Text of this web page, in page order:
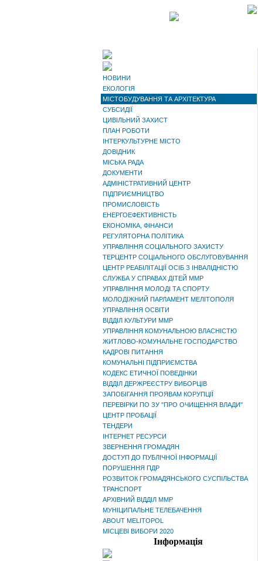
НОВИНИ
ЕКОЛОГІЯ
МІСТОБУДУВАННЯ ТА АРХІТЕКТУРА
СУБСИДІЇ
ЦИВІЛЬНИЙ ЗАХИСТ
ПЛАН РОБОТИ
ІНТЕРКУЛЬТУРНЕ МІСТО
ДОВІДНИК
МІСЬКА РАДА
ДОКУМЕНТИ
АДМІНІСТРАТИВНИЙ ЦЕНТР
ПІДПРИЄМНИЦТВО
ПРОМИСЛОВІСТЬ
ЕНЕРГОЕФЕКТИВНІСТЬ
ЕКОНОМІКА, ФІНАНСИ
РЕГУЛЯТОРНА ПОЛІТИКА
УПРАВЛІННЯ СОЦІАЛЬНОГО ЗАХИСТУ
ТЕРЦЕНТР СОЦІАЛЬНОГО ОБСЛУГОВУВАННЯ
ЦЕНТР РЕАБІЛІТАЦІЇ ОСІБ З ІНВАЛІДНІСТЮ
СЛУЖБА У СПРАВАХ ДІТЕЙ ММР
УПРАВЛІННЯ МОЛОДІ ТА СПОРТУ
МОЛОДІЖНИЙ ПАРЛАМЕНТ МЕЛІТОПОЛЯ
УПРАВЛІННЯ ОСВІТИ
ВІДДІЛ КУЛЬТУРИ ММР
УПРАВЛІННЯ КОМУНАЛЬНОЮ ВЛАСНІСТЮ
ЖИТЛОВО-КОМУНАЛЬНЕ ГОСПОДАРСТВО
КАДРОВІ ПИТАННЯ
КОМУНАЛЬНІ ПІДПРИЄМСТВА
КОДЕКС ЕТИЧНОЇ ПОВЕДІНКИ
ВІДДІЛ ДЕРЖРЕЄСТРУ ВИБОРЦІВ
ЗАПОБІГАННЯ ПРОЯВАМ КОРУПЦІЇ
ПЕРЕВІРКИ ПО ЗУ "ПРО ОЧИЩЕННЯ ВЛАДИ"
ЦЕНТР ПРОБАЦІЇ
ТЕНДЕРИ
ІНТЕРНЕТ РЕСУРСИ
ЗВЕРНЕННЯ ГРОМАДЯН
ДОСТУП ДО ПУБЛІЧНОЇ ІНФОРМАЦІЇ
ПОРУШЕННЯ ПДР
РОЗВИТОК ГРОМАДЯНСЬКОГО СУСПІЛЬСТВА
ТРАНСПОРТ
АРХІВНИЙ ВІДДІЛ ММР
МУНІЦИПАЛЬНЕ ТЕЛЕБАЧЕННЯ
ABOUT MELITOPOL
МІСЦЕВІ ВИБОРИ 2020
Інформація